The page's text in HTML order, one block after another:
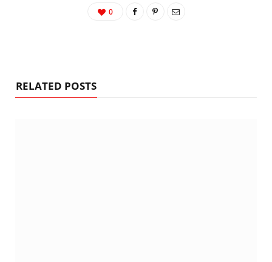
0
RELATED POSTS